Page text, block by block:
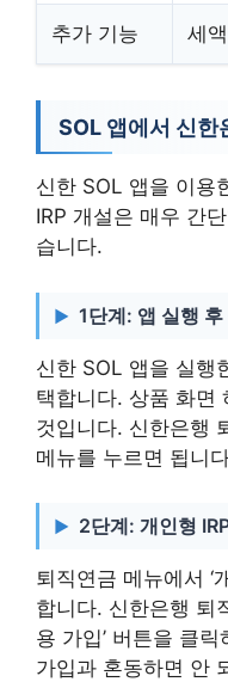
추가 기능 세
SOL 앱에서 신한
신한 SOL 앱을 이용
IRP 개설은 매우 간
습니다.
1단계: 앱 실행
신한 SOL 앱을 실행
택합니다. 상품 화면
것입니다. 신한은행
메뉴를 누르면 됩니
2단계: 개인형
퇴직연금 메뉴에서 ‘
합니다. 신한은행 퇴
용 가입’ 버튼을 클
가입과 혼동하면 안